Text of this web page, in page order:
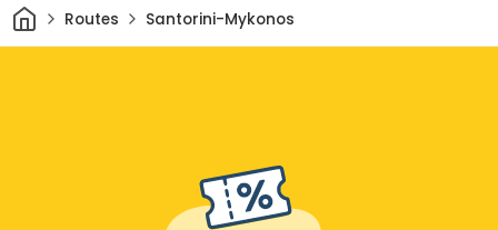
ThuisRoutes Santorini-Mykonos